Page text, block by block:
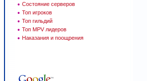
• Состояние серверов
• Топ игроков
• Топ гильдий
• Топ MPV лидеров
• Наказания и поощрения